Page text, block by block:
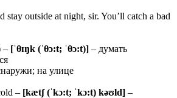
stay outside at night, sir. You’ll catch a bad
– [ˈθɪŋk (ˈθɔ:t; ˈθɔ:t)] – думать
на улице
– [kætʃ (ˈkɔ:t; ˈkɔ:t) kəʊld] –